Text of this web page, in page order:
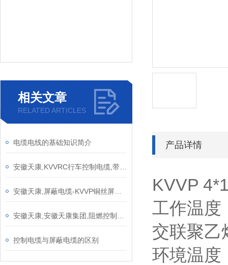
相关文章
RELATED ARTICLES
电缆电线的基础知识简介
控制电缆与屏蔽电缆的区别
产品详情
KVVP
工作温度
交联聚
环境温